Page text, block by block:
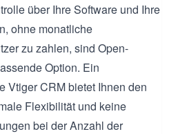
über Ihre Software und Ihre
ohne monatliche
zu zahlen, sind Open-
Option. Ein
Vtiger CRM bietet Ihnen den
Flexibilität und keine
bei der Anzahl der